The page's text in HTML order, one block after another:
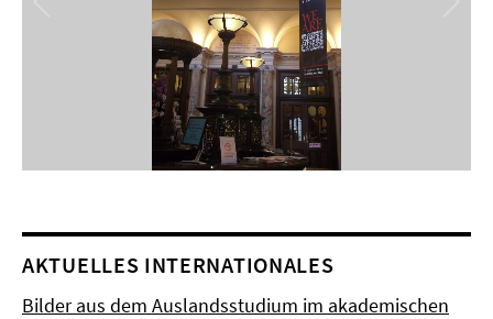
AKTUELLES INTERNATIONALES
Bilder aus dem Auslandsstudium im akademischen